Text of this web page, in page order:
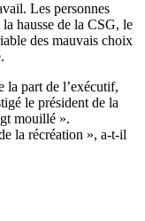
Les personnes
hausse de la CSG, le
des mauvais choix
la part de l’exécutif,
le président de la
mouillé ».
la récréation », a-t-il